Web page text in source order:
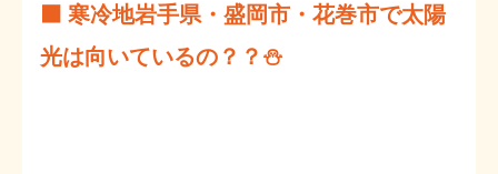
⬛ 寒冷地岩手県・盛岡市・花巻市で太陽
光は向いているの？？⛄